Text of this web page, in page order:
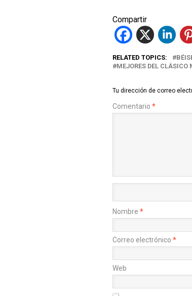
Compartir
RELATED TOPICS:
MEJORES DEL CLÁSICO
Tu dirección de correo
Comentario *
Nombre *
Correo electrónico *
Web